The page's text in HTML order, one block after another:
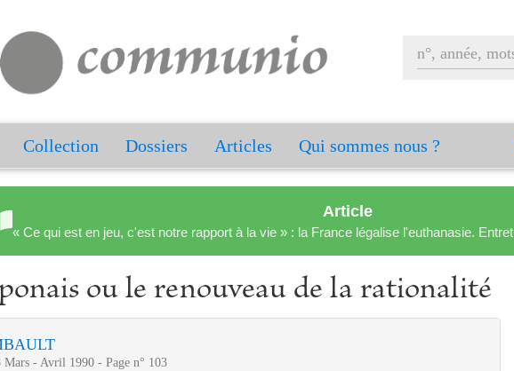
Collection Dossiers Articles Qui sommes nous ?
Article
« Ce qui est en jeu, c'est notre rapport à la vie » : la France légalise l'euthanasie.
ou le renouveau de la rationalité
Mars - Avril 1990 - Page n° 103